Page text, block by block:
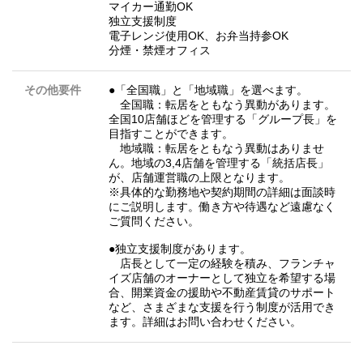
マイカー通勤OK
独立支援制度
電子レンジ使用OK、お弁当持参OK
分煙・禁煙オフィス
その他要件
●「全国職」と「地域職」を選べます。
全国職：転居をともなう異動があります。
全国10店舗ほどを管理する「グループ長」を
目指すことができます。
地域職：転居をともなう異動はありませ
ん。地域の3,4店舗を管理する「統括店長」
が、店舗運営職の上限となります。
※具体的な勤務地や契約期間の詳細は面談時
にご説明します。働き方や待遇など遠慮なく
ご質問ください。
●独立支援制度があります。
店長として一定の経験を積み、フランチャ
イズ店舗のオーナーとして独立を希望する場
合、開業資金の援助や不動産賃貸のサポート
など、さまざまな支援を行う制度が活用でき
ます。詳細はお問い合わせください。